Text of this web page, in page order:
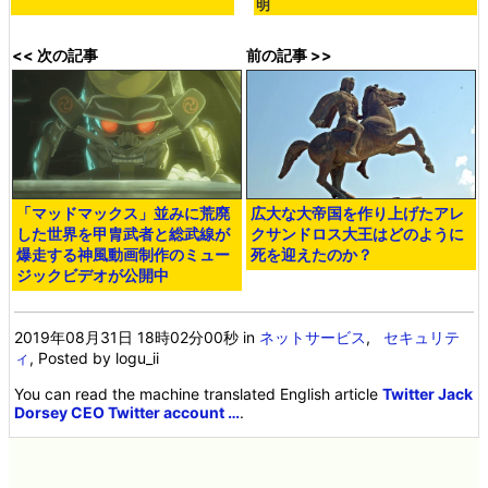
明
<< 次の記事
「マッドマックス」並みに荒廃
した世界を甲胄武者と総武線が
爆走する神風動画制作のミュー
ジックビデオが公開中
前の記事 >>
広大な大帝国を作り上げたアレ
クサンドロス大王はどのように
死を迎えたのか？
2019年08月31日 18時02分00秒 in ネットサービス, セキュリテ
ィ , Posted by logu_ii
You can read the machine translated English articleTwitter Jack
Dorsey CEO Twitter account ….